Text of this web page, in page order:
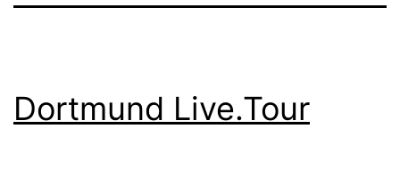
Dortmund Live.Tour